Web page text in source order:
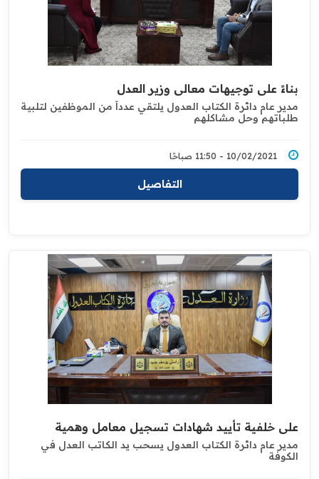
بناءً على توجيهات معالي وزير العدل
مدير عام دائرة الكتاب العدول يلتقي عدداً من الموظفين لتلبية
طلباتهم وحل مشاكلهم
10/02/2021 - 11:50 صباحًا
التفاصيل
على خلفية تأييد شهادات تسجيل معامل وهمية
مدير عام دائرة الكتاب العدول يسحب يد الكاتب ‏العدل في
الكوفة